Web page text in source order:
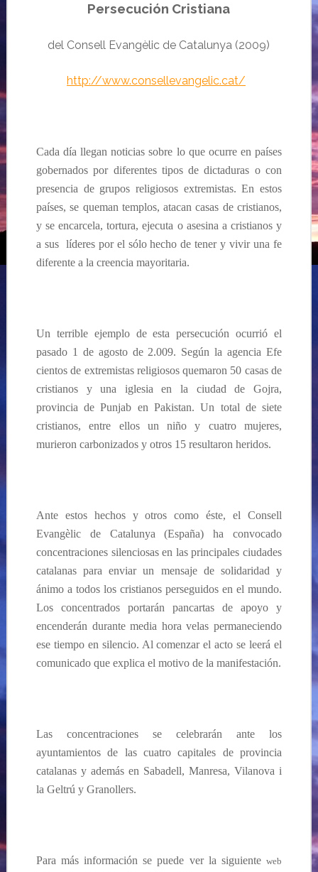
Persecución Cristiana
del Consell Evangèlic de Catalunya (2009)
http://www.consellevangelic.cat/
Cada día llegan noticias sobre lo que ocurre en países
gobernados por diferentes tipos de dictaduras o con
presencia de grupos religiosos extremistas. En estos
países, se queman templos, atacan casas de cristianos,
y se encarcela, tortura, ejecuta o asesina a cristianos y
a sus líderes por el sólo hecho de tener y vivir una fe
diferente a la creencia mayoritaria.
Un terrible ejemplo de esta persecución ocurrió el
pasado 1 de agosto de 2.009. Según la agencia Efe
cientos de extremistas religiosos quemaron 50 casas de
cristianos y una iglesia en la ciudad de Gojra,
provincia de Punjab en Pakistan. Un total de siete
cristianos, entre ellos un niño y cuatro mujeres,
murieron carbonizados y otros 15 resultaron heridos.
Ante estos hechos y otros como éste, el Consell
Evangèlic de Catalunya (España) ha convocado
concentraciones silenciosas en las principales ciudades
catalanas para enviar un mensaje de solidaridad y
ánimo a todos los cristianos perseguidos en el mundo.
Los concentrados portarán pancartas de apoyo y
encenderán durante media hora velas permaneciendo
ese tiempo en silencio. Al comenzar el acto se leerá el
comunicado que explica el motivo de la manifestación.
Las concentraciones se celebrarán ante los
ayuntamientos de las cuatro capitales de provincia
catalanas y además en Sabadell, Manresa, Vilanova i
la Geltrú y Granollers.
Para más información se puede ver la siguienteweb